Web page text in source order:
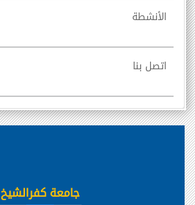
الأنشطة
اتصل بنا
جامعة كفرالشيخ